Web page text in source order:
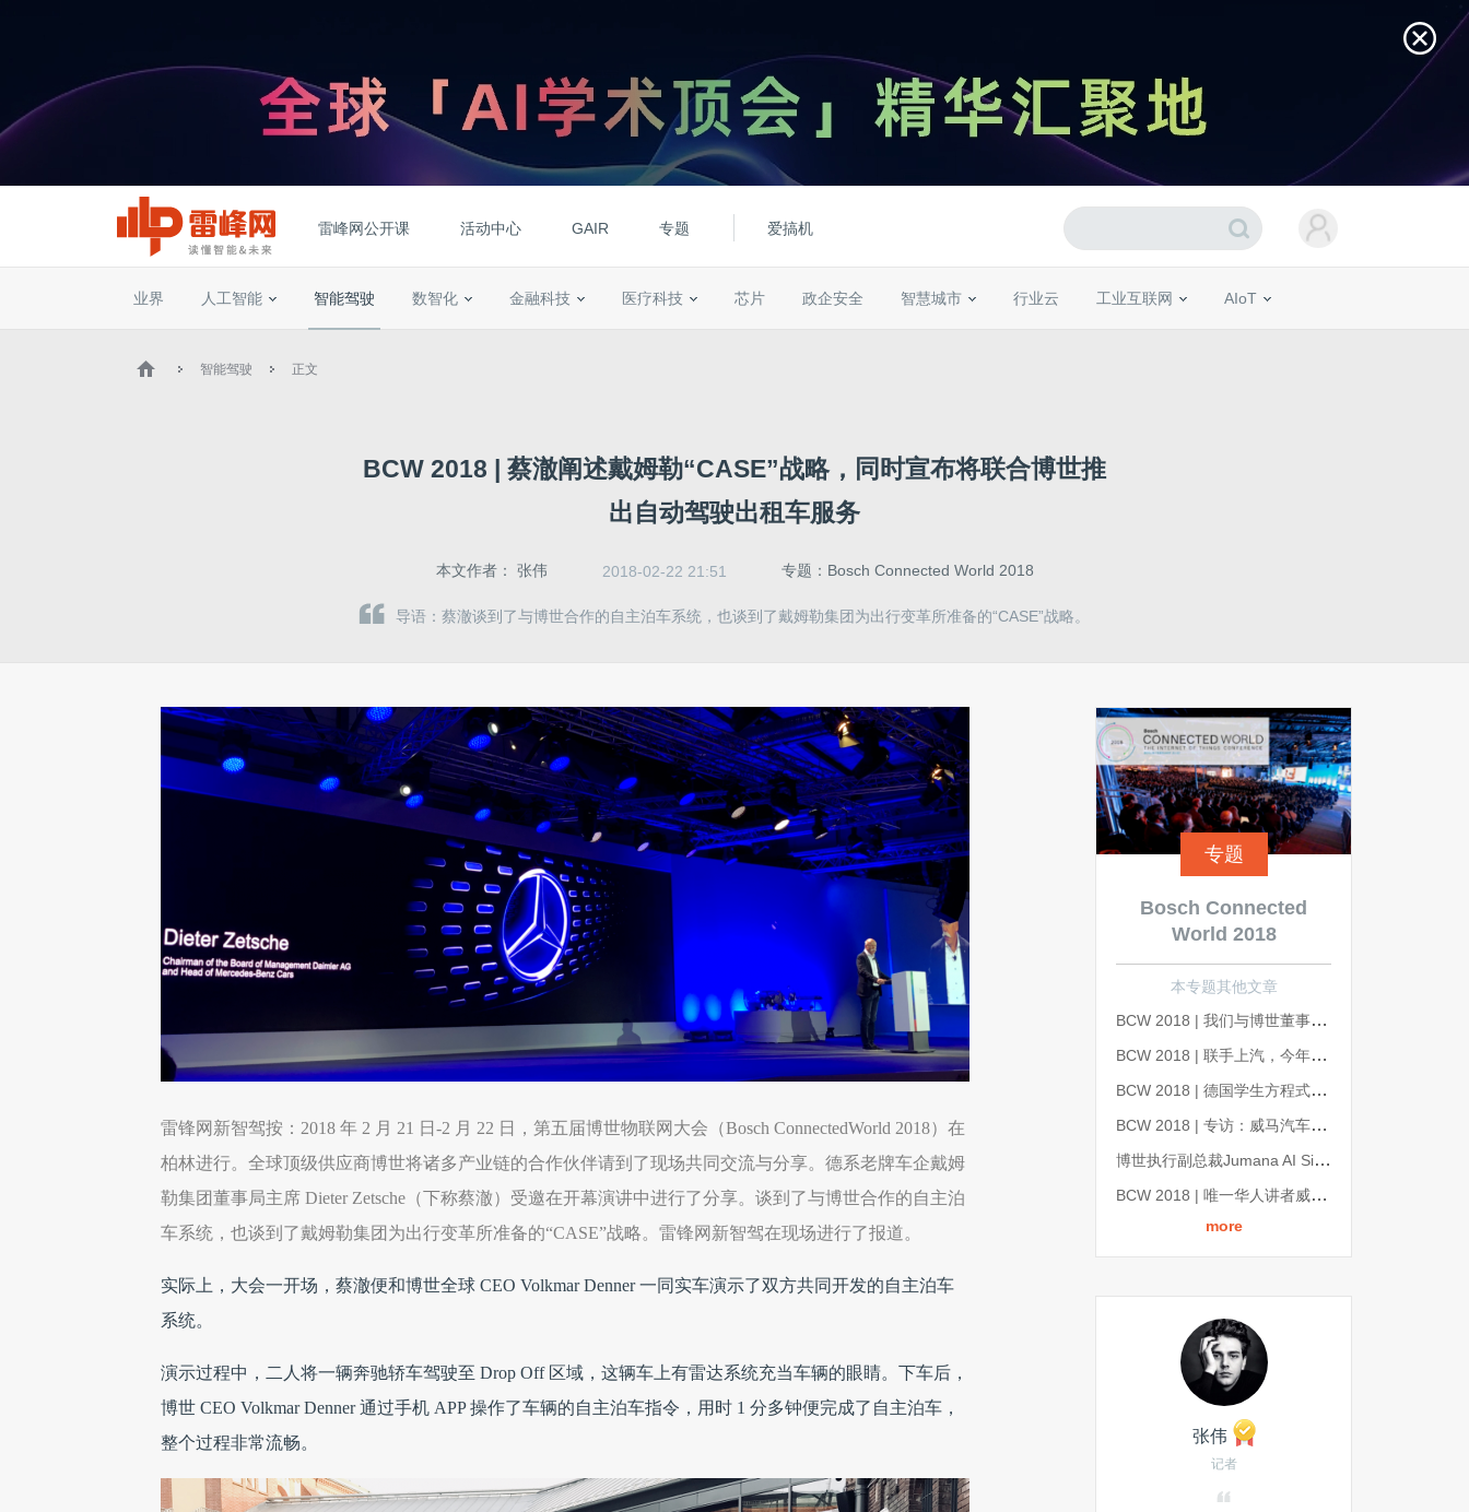
雷峰网公开课 活动中心 GAIR 专题 爱搞机
业界 人工智能 智能驾驶 数智化 金融科技 医疗科技 芯片 政企安全 智慧城市 行业云 工业互联网 AIoT
智能驾驶 正文
BCW 2018 | 蔡澈阐述戴姆勒“CASE”战略，同时宣布将联合博世推
出自动驾驶出租车服务
本文作者： 张伟 2018-02-22 21:51 专题：Bosch Connected World 2018
导语：蔡澈谈到了与博世合作的自主泊车系统，也谈到了戴姆勒集团为出行变革所准备的“CASE”战略。
雷锋网新智驾按：2018 年 2 月 21 日-2 月 22 日，第五届博世物联网大会（Bosch ConnectedWorld 2018）在
柏林进行。全球顶级供应商博世将诸多产业链的合作伙伴请到了现场共同交流与分享。德系老牌车企戴姆
勒集团董事局主席 Dieter Zetsche（下称蔡澈）受邀在开幕演讲中进行了分享。谈到了与博世合作的自主泊
车系统，也谈到了戴姆勒集团为出行变革所准备的“CASE”战略。雷锋网新智驾在现场进行了报道。
实际上，大会一开场，蔡澈便和博世全球 CEO Volkmar Denner 一同实车演示了双方共同开发的自主泊车
系统。
演示过程中，二人将一辆奔驰轿车驾驶至 Drop Off 区域，这辆车上有雷达系统充当车辆的眼睛。下车后，
博世 CEO Volkmar Denner 通过手机 APP 操作了车辆的自主泊车指令，用时 1 分多钟便完成了自主泊车，
整个过程非常流畅。
专题
Bosch Connected
World 2018
本专题其他文章
BCW 2018 | 我们与博世董事会成员Dirk Hoheisel，聊了聊这家零部件巨头眼中的自动驾驶和商业化
BCW 2018 | 联手上汽，今年入华，AImotive在打造怎样的自动驾驶解决方案？
BCW 2018 | 德国学生方程式车队讲述：如何在一年内打造一款无人驾驶赛车？
BCW 2018 | 专访：威马汽车慢友商一步了吗？沈晖告诉我们“不”
博世执行副总裁Jumana AI Sibai：如何通往自动驾驶的未来？ | BCW 2018
BCW 2018 | 唯一华人讲者威马汽车CEO沈晖演讲全文：汽车会如何进化？
more
张伟
记者